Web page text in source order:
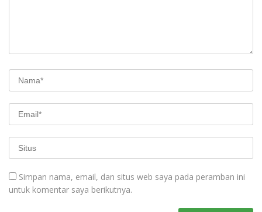
Simpan nama, email, dan situs web saya pada peramban ini
untuk komentar saya berikutnya.